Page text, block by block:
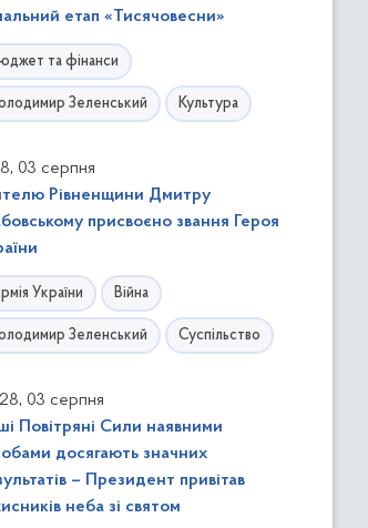
етап «Тисячовесни»
та фінанси
Зеленський Культура
, 03 серпня
Рівненщини Дмитру
присвоєно звання Героя
України Війна
Зеленський Суспільство
, 03 серпня
Повітряні Сили наявними
досягають значних
– Президент привітав
неба зі святом